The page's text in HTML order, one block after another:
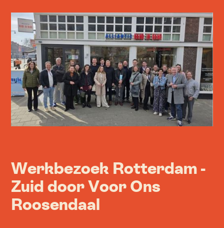
Werkbezoek Rotterdam -
Zuid door Voor Ons
Roosendaal